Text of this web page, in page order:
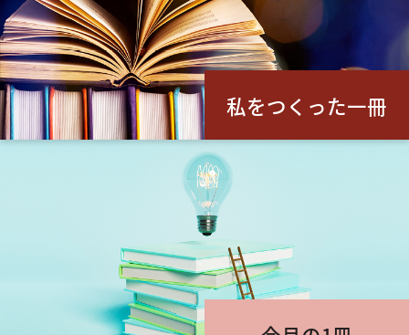
私をつくった一冊